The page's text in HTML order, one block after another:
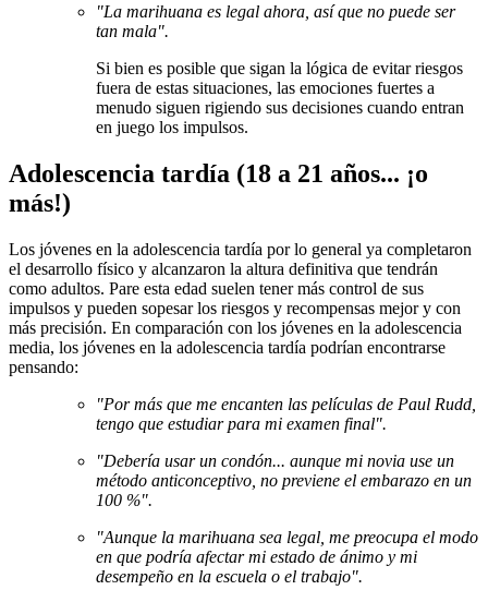
"La marihuana es legal ahora, así que no puede ser
tan mala".
Si bien es posible que sigan la lógica de evitar riesgos
fuera de estas situaciones, las emociones fuertes a
menudo siguen rigiendo sus decisiones cuando entran
en juego los impulsos.
Adolescencia tardía (18 a 21 años... ¡o
más!)
Los jóvenes en la adolescencia tardía por lo general ya completaron
el desarrollo físico y alcanzaron la altura definitiva que tendrán
como adultos. Pare esta edad suelen tener más control de sus
impulsos y pueden sopesar los riesgos y recompensas mejor y con
más precisión. En comparación con los jóvenes en la adolescencia
media, los jóvenes en la adolescencia tardía podrían encontrarse
pensando:
"Por más que me encanten las películas de Paul Rudd,
tengo que estudiar para mi examen final".
"Debería usar un condón... aunque mi novia use un
método anticonceptivo, no previene el embarazo en un
100 %".
"Aunque la marihuana sea legal, me preocupa el modo
en que podría afectar mi estado de ánimo y mi
desempeño en la escuela o el trabajo".